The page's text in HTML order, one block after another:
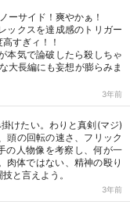
ーサイド！爽やかぁ！
ックスを達成感のトリガー
すぎィ！！
本気で論破したら殺しちゃ
大長編にも妄想が膨らみま
3年前
けたい。わりと真剣(マジ)
頭の回転の速さ、フリック
の人物像を考察し、何が一
肉体ではない、精神の殴り
と言えよう。
3年前